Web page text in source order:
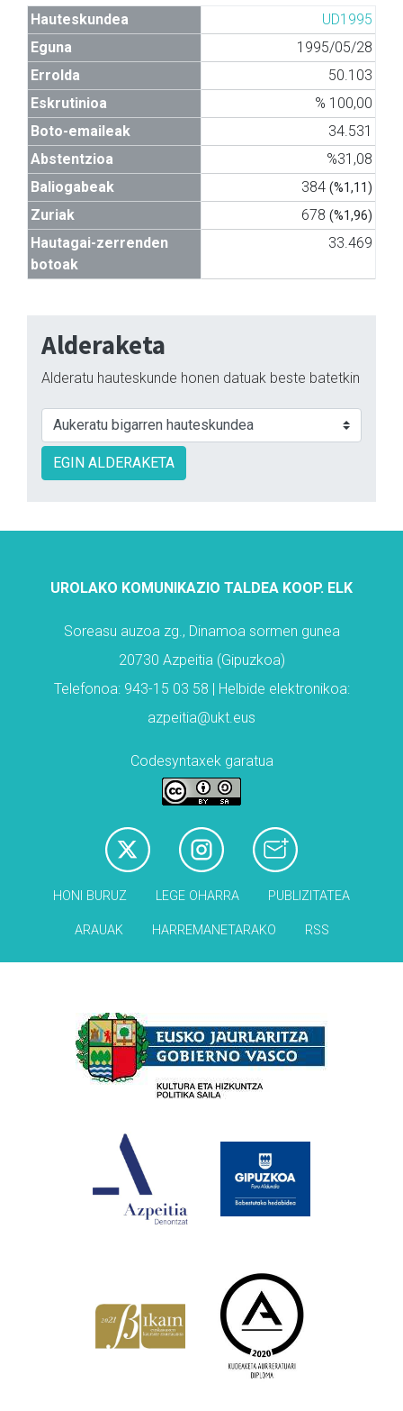
Hauteskundea
UD1995
Eguna
1995/05/28
Errolda
50.103
Eskrutinioa
% 100,00
Boto-emaileak
34.531
Abstentzioa
%31,08
Baliogabeak
384 (%1,11)
Zuriak 678 (%1,96)
Hautagai-zerrenden
botoak
33.469
Alderaketa
Alderatu hauteskunde honen datuak beste batetkin
EGIN ALDERAKETA
UROLAKO KOMUNIKAZIO TALDEA KOOP. ELK
Soreasu auzoa zg., Dinamoa sormen gunea
20730 Azpeitia (Gipuzkoa)
Telefonoa: 943-15 03 58 | Helbide elektronikoa:
azpeitia@ukt.eus
Codesyntaxek garatua
HONI BURUZ LEGE OHARRA PUBLIZITATEA
ARAUAK HARREMANETARAKO RSS